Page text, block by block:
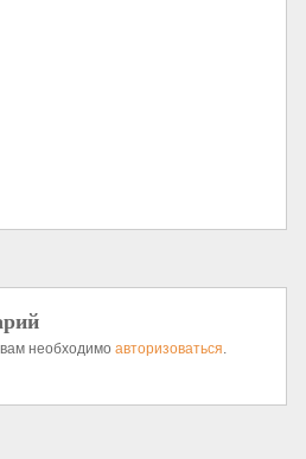
необходимоавторизоваться.